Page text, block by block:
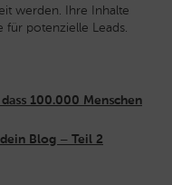
werden. Ihre Inhalte
potenzielle Leads.
100.000 Menschen
Blog – Teil 2